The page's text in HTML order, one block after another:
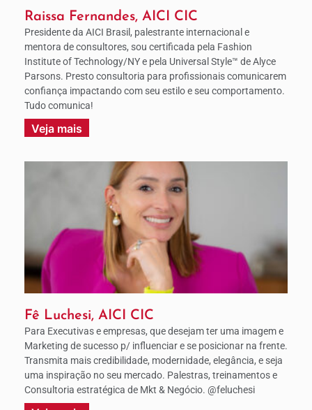
Raissa Fernandes, AICI CIC
Presidente da AICI Brasil, palestrante internacional e
mentora de consultores, sou certificada pela Fashion
Institute of Technology/NY e pela Universal Style™ de Alyce
Parsons. Presto consultoria para profissionais comunicarem
confiança impactando com seu estilo e seu comportamento.
Tudo comunica!
Veja mais
Fê Luchesi, AICI CIC
Para Executivas e empresas, que desejam ter uma imagem e
Marketing de sucesso p/ influenciar e se posicionar na frente.
Transmita mais credibilidade, modernidade, elegância, e seja
uma inspiração no seu mercado. Palestras, treinamentos e
Consultoria estratégica de Mkt & Negócio. @feluchesi